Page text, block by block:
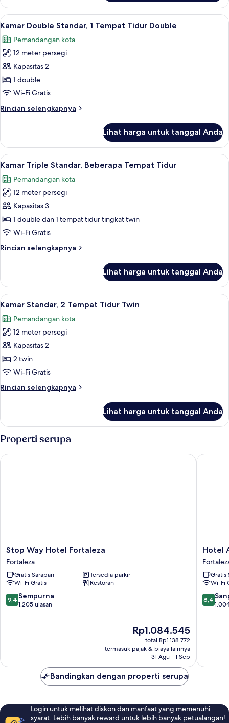
Kamar
Standar,
1
Tidur
Double,
difabel
mobilitas
Lihat
semua
foto
untuk
Kamar
Double
Standar,
Tempat
Kamar Double Standar, 1 Tempat
3
Kamar Double Standar, 1 Tempat Tidur Double
Pemandangan kota
12 meter persegi
Kapasitas 2
1 double
Wi-Fi Gratis
Rincian selengkapnya
Rincian
Kamar
Double
Standar,
Tempat
Tidur
Double
Lihat harga untuk tanggal Anda
Lihat
semua
foto
untuk
Kamar
Triple
Standar,
Tempat
Kamar Triple Standar, Beberapa
7
Kamar Triple Standar, Beberapa Tempat Tidur
Pemandangan kota
12 meter persegi
Kapasitas 3
1 double dan 1 tempat tidur tingkat twin
Wi-Fi Gratis
Rincian selengkapnya
Rincian
Kamar
Triple
Standar,
Tempat
Tidur
Lihat harga untuk tanggal Anda
Lihat
semua
foto
untuk
Kamar
Standar,
2
Tidur
Kamar Standar, 2 Tempat Tidur
7
Kamar Standar, 2 Tempat Tidur Twin
Pemandangan kota
12 meter persegi
Kapasitas 2
2 twin
Wi-Fi Gratis
Rincian selengkapnya
Rincian
Kamar
Standar,
2
Tempat
Tidur
Lihat harga untuk tanggal Anda
Properti serupa
Stop
Way
Hotel
Fortaleza
Fortaleza
Stop Way Hotel Fortaleza
Fortaleza
Gratis Sarapan
Tersedia parkir
Wi-Fi Gratis
Restoran
9.4
dari
9,4 Sempurna
1.205 ulasan
Harga
sekarang
Rp1.084.545
Rp1.084.545
total Rp1.138.772
termasuk pajak & biaya lainnya
31 Agu - 1 Sep
Stop Way Hotel Fortaleza
Hotel
Hotel
Gratis
Wi-Fi
8.4
dari
8,4
Hotel
Bandingkan dengan properti serupa
Login untuk melihat diskon dan manfaat yang memenuhi
syarat. Lebih banyak reward untuk lebih banyak petualangan!